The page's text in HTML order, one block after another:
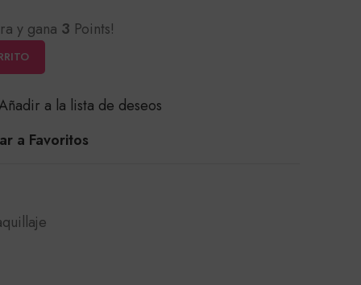
y gana 3 Points!
a la lista de deseos
a Favoritos